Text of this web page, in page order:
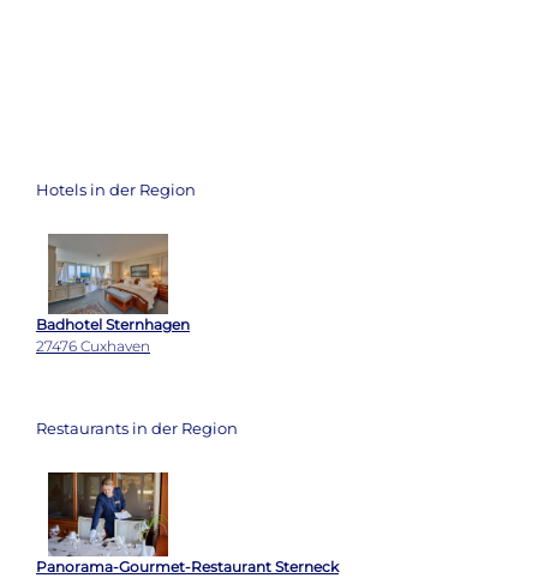
Hotels in der Region
Badhotel Sternhagen
27476 Cuxhaven
Restaurants in der Region
Panorama-Gourmet-Restaurant Sterneck